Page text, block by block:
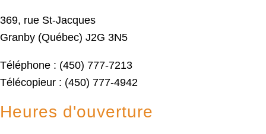
369, rue St-Jacques
Granby (Québec) J2G 3N5
Téléphone : (450) 777-7213
Télécopieur : (450) 777-4942
Heures d'ouverture